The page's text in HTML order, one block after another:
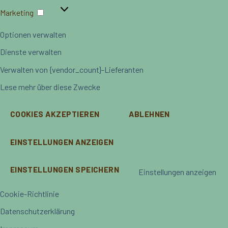
Marketing
Marketing
Optionen verwalten
Dienste verwalten
Verwalten von {vendor_count}-Lieferanten
Lese mehr über diese Zwecke
COOKIES AKZEPTIEREN ABLEHNEN
EINSTELLUNGEN ANZEIGEN
EINSTELLUNGEN SPEICHERN Einstellungen anzeigen
Cookie-Richtlinie
Datenschutzerklärung